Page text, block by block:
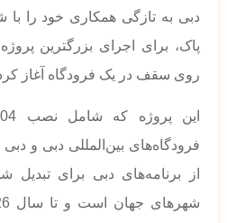
دبی به تازگی همکاری خود را با
پاک، برای اجرای بزرگترین
روی سقف در یک فرودگاه آغاز
فرودگاه‌های بین‌المللی دبی و
از برنامه‌های دبی برای تبدیل